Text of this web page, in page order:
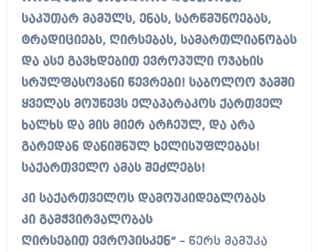
საკუთარ მამულს, ენას, სარწმუნოებას,
ტრადიციებს, ღირსებას, სამართლიანობას
და ასე გავხდებით ევროპული ოჯახის
სრულფასოვანი წევრები! საბოლოო ჯამში
ყველას მოუწევს ელაპარაკოს ქართველ
ხალხს და მის მიერ არჩეულ, და არა
გარედან დანიშნულ ხელისუფლებას!
საქართველო ამას შეძლებს!
კი საქართველოს დამოუკიდებლობას
კი გამჭვირვალობას
ღირსებით ევროპისკენ”– წერს მამუკა